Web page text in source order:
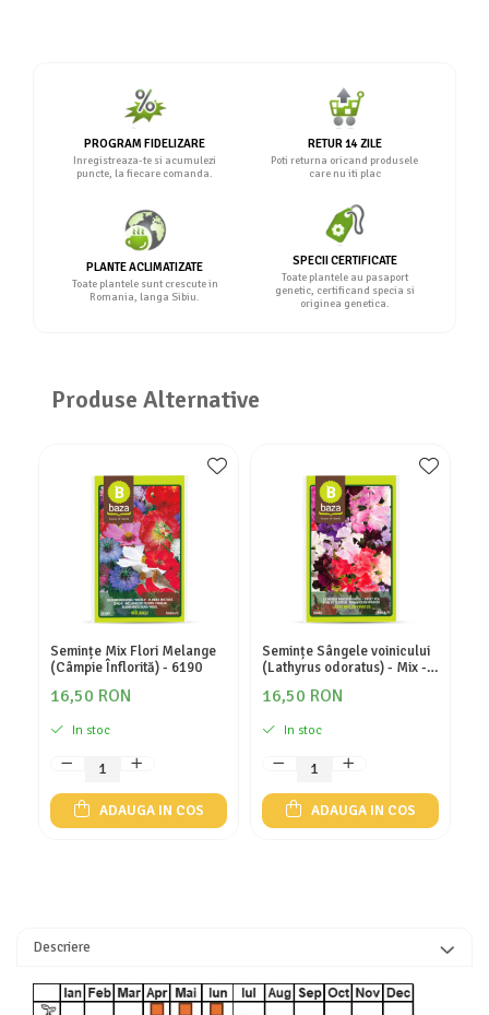
PROGRAM FIDELIZARE
Inregistreaza-te si acumulezi
puncte, la fiecare comanda.
RETUR 14 ZILE
Poti returna oricand produsele
care nu iti plac
PLANTE ACLIMATIZATE
Toate plantele sunt crescute in
Romania, langa Sibiu.
SPECII CERTIFICATE
Toate plantele au pasaport
genetic, certificand specia si
originea genetica.
Produse Alternative
Semințe Mix Flori Melange
(Câmpie Înflorită) - 6190
16,50 RON
In stoc
ADAUGA IN COS
Semințe Sângele voinicului
(Lathyrus odoratus) - Mix -
16,50 RON
In stoc
ADAUGA IN COS
Descriere